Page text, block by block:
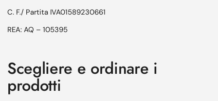
C. F./ Partita IVA01589230661
REA: AQ – 105395
Scegliere e ordinare i
prodotti